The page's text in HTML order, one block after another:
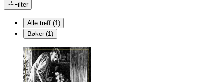
Filter
Alle treff (1)
Bøker (1)